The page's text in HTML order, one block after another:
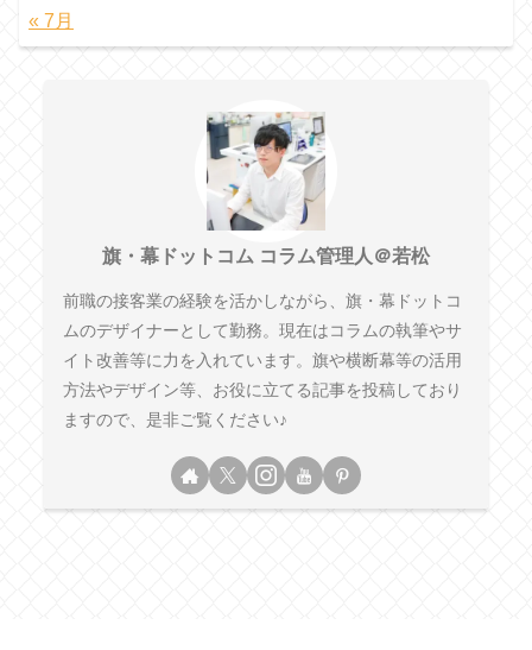
« 7月
旗・幕ドットコム コラム管理人＠若松
前職の接客業の経験を活かしながら、旗・幕ドットコ
ムのデザイナーとして勤務。現在はコラムの執筆やサ
イト改善等に力を入れています。旗や横断幕等の活用
方法やデザイン等、お役に立てる記事を投稿しており
ますので、是非ご覧ください♪